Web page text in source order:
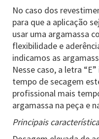
No caso dos
para que a aplicação
usar uma argamassa
flexibilidade e
indicamos as
Nesse caso, a letra
tempo de secagem
profissional mais
argamassa na peça e
Principais